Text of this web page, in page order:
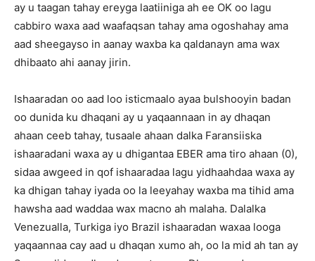
ay u taagan tahay ereyga laatiiniga ah ee OK oo lagu
cabbiro waxa aad waafaqsan tahay ama ogoshahay ama
aad sheegayso in aanay waxba ka qaldanayn ama wax
dhibaato ahi aanay jirin.
Ishaaradan oo aad loo isticmaalo ayaa bulshooyin badan
oo dunida ku dhaqani ay u yaqaannaan in ay dhaqan
ahaan ceeb tahay, tusaale ahaan dalka Faransiiska
ishaaradani waxa ay u dhigantaa EBER ama tiro ahaan (0),
sidaa awgeed in qof ishaaradaa lagu yidhaahdaa waxa ay
ka dhigan tahay iyada oo la leeyahay waxba ma tihid ama
hawsha aad waddaa wax macno ah malaha. Dalalka
Venezualla, Turkiga iyo Brazil ishaaradan waxaa looga
yaqaannaa cay aad u dhaqan xumo ah, oo la mid ah tan ay